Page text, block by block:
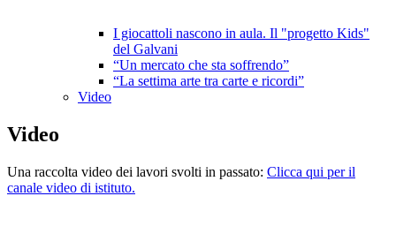
I giocattoli nascono in aula. Il "progetto Kids"
del Galvani
“Un mercato che sta soffrendo”
“La settima arte tra carte e ricordi”
Video
Video
Una raccolta video dei lavori svolti in passato: Clicca qui per il
canale video di istituto.